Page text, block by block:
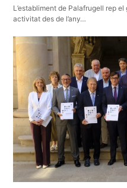
L’establiment de Palafrugell rep
activitat des de l’any…